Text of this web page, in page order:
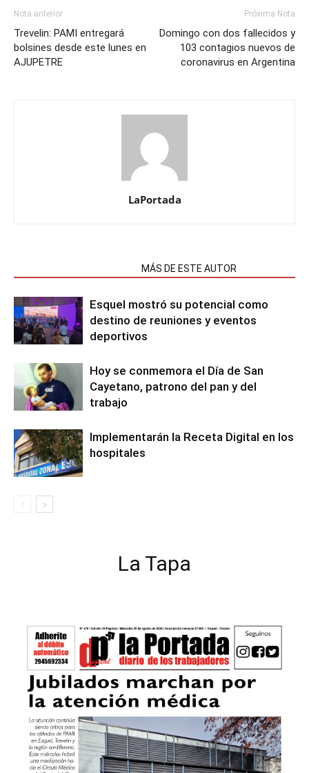
Nota anterior
Trevelin: PAMI entregará
bolsines desde este lunes en
AJUPETRE
Próxima Nota
Domingo con dos fallecidos y
103 contagios nuevos de
coronavirus en Argentina
LaPortada
MÁS DE ESTE AUTOR
Esquel mostró su potencial como
destino de reuniones y eventos
deportivos
Hoy se conmemora el Día de San
Cayetano, patrono del pan y del
trabajo
Implementarán la Receta Digital en los
hospitales
La Tapa